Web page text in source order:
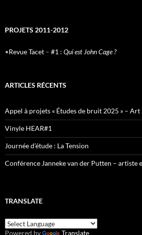
PROJETS 2011-2012
•Revue Tacet – #1 : Qui est John Cage ?
ARTICLES RÉCENTS
Appel à projets « Études de bruit 2025 » – Art
Vinyle HEAR#1
Journée d’étude : La Tension
Conférence Janneke van der Putten – artiste
TRANSLATE
Powered by Translate